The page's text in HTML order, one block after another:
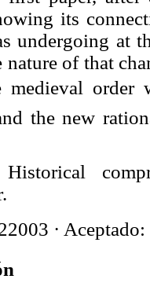
its
undergoing at
nature of that
medieval order
the new
Historical
· Aceptado: